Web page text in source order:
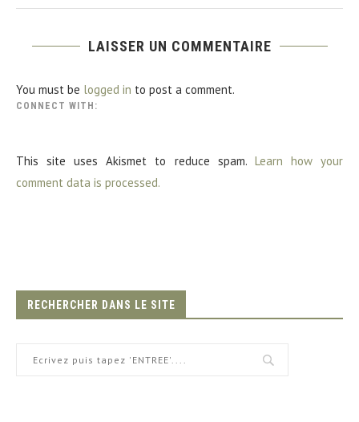
LAISSER UN COMMENTAIRE
You must be logged in to post a comment.
CONNECT WITH:
This site uses Akismet to reduce spam. Learn how your
comment data is processed.
RECHERCHER DANS LE SITE